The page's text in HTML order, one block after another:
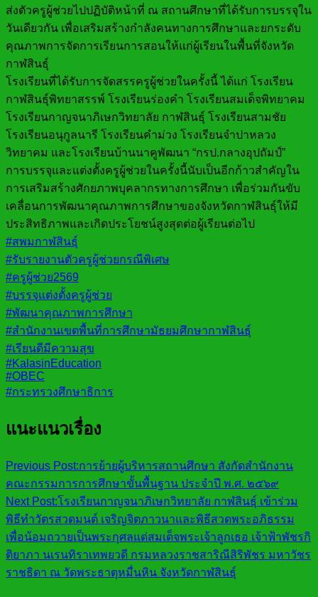
ส่งตัวครูผู้ช่วยไปปฏิบัติหน้าที่ ณ สถานศึกษาที่ได้รับการบรรจุใน
วันเดียวกัน เพื่อเสริมสร้างกำลังคนทางการศึกษาและยกระดับ
คุณภาพการจัดการเรียนการสอนให้แก่ผู้เรียนในพื้นที่จังหวัด
กาฬสินธุ์
โรงเรียนที่ได้รับการจัดสรรครูผู้ช่วยในครั้งนี้ ได้แก่ โรงเรียน
กาฬสินธุ์พิทยาสรรพ์ โรงเรียนร่องคำ โรงเรียนสมเด็จพิทยาคม
โรงเรียนกาญจนาภิเษกวิทยาลัย กาฬสินธุ์ โรงเรียนสามชัย
โรงเรียนอนุกูลนารี โรงเรียนคำม่วง โรงเรียนจำปาหลวง
วิทยาคม และโรงเรียนบ้านนาคูพัฒนา “กรป.กลางอุปถัมป์”
การบรรจุและแต่งตั้งครูผู้ช่วยในครั้งนี้นับเป็นอีกก้าวสำคัญใน
การเสริมสร้างศักยภาพบุคลากรทางการศึกษา เพื่อร่วมกันขับ
เคลื่อนการพัฒนาคุณภาพการศึกษาของจังหวัดกาฬสินธุ์ให้มี
ประสิทธิภาพและเกิดประโยชน์สูงสุดต่อผู้เรียนต่อไป
#สพมกาฬสินธุ์
#รับรายงานตัวครูผู้ช่วยกรณีพิเศษ
#ครูผู้ช่วย2569
#บรรจุแต่งตั้งครูผู้ช่วย
#พัฒนาคุณภาพการศึกษา
#สำนักงานเขตพื้นที่การศึกษามัธยมศึกษากาฬสินธุ์
#เรียนดีมีความสุข
#KalasinEducation
#OBEC
#กระทรวงศึกษาธิการ
แนะแนวเรื่อง
Previous Post:การย้ายผู้บริหารสถานศึกษา สังกัดสำนักงาน
คณะกรรมการการศึกษาขั้นพื้นฐาน ประจำปี พ.ศ. ๒๕๖๙
Next Post:โรงเรียนกาญจนาภิเษกวิทยาลัย กาฬสินธุ์ เข้าร่วม
พิธีทำวัตรสวดมนต์ เจริญจิตภาวนาและพิธีสวดพระอภิธรรม
เพื่อน้อมถวายเป็นพระกุศลแด่สมเด็จพระเจ้าลูกเธอ เจ้าฟ้าพัชรกิ
ติยาภา นเรนทิราเทพยวดี กรมหลวงราชสาริณีสิริพัชร มหาวัชร
ราชธิดา ณ วัดพระธาตุหมื่นหิน จังหวัดกาฬสินธุ์